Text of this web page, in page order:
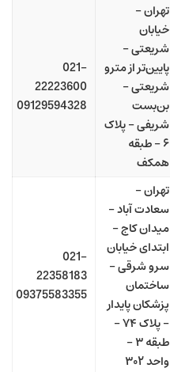
تهران –
خیابان
شریعتی –
پایین‌تر از مترو
شریعتی –
بن‌بست
شریفی – پلاک
۶ – طبقه
همکف
021-
22223600
09129594328
تهران –
سعادت آباد –
میدان کاج –
ابتدای خیابان
سرو شرقی –
ساختمان
پزشکان پایدار
– پلاک ۷۴ –
طبقه ۳ –
واحد ۳۰۲
021-
22358183
09375583355